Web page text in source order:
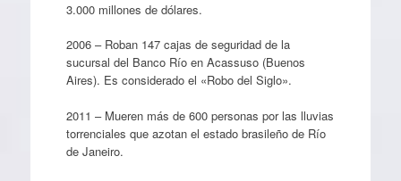
3.000 millones de dólares.
2006 – Roban 147 cajas de seguridad de la
sucursal del Banco Río en Acassuso (Buenos
Aires). Es considerado el «Robo del Siglo».
2011 – Mueren más de 600 personas por las lluvias
torrenciales que azotan el estado brasileño de Río
de Janeiro.